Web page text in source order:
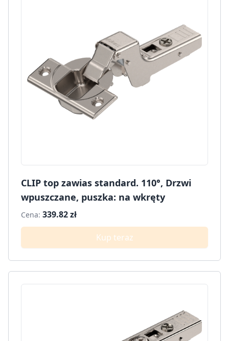
CLIP top zawias standard. 110°, Drzwi
wpuszczane, puszka: na wkręty
Cena: 339.82 zł
Kup teraz